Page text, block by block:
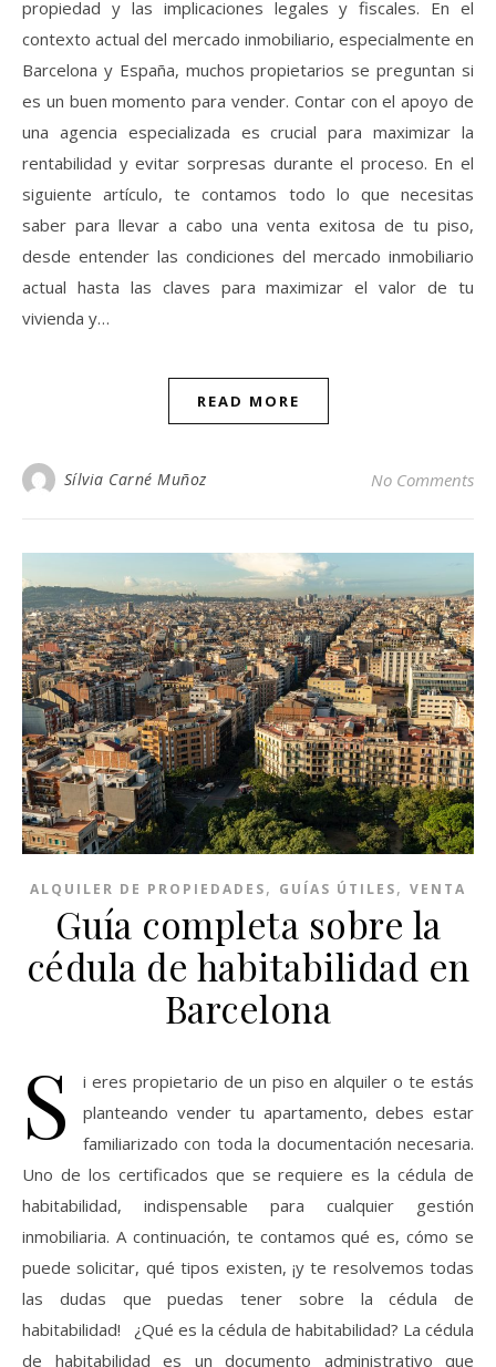
propiedad y las implicaciones legales y fiscales. En el
contexto actual del mercado inmobiliario, especialmente en
Barcelona y España, muchos propietarios se preguntan si
es un buen momento para vender. Contar con el apoyo de
una agencia especializada es crucial para maximizar la
rentabilidad y evitar sorpresas durante el proceso. En el
siguiente artículo, te contamos todo lo que necesitas
saber para llevar a cabo una venta exitosa de tu piso,
desde entender las condiciones del mercado inmobiliario
actual hasta las claves para maximizar el valor de tu
vivienda y…
READ MORE
Sílvia Carné Muñoz No Comments
ALQUILER DE PROPIEDADES, GUÍAS ÚTILES, VENTA
Guía completa sobre la
cédula de habitabilidad en
Barcelona
S
i eres propietario de un piso en alquiler o te estás
planteando vender tu apartamento, debes estar
familiarizado con toda la documentación necesaria.
Uno de los certificados que se requiere es la cédula de
habitabilidad, indispensable para cualquier gestión
inmobiliaria. A continuación, te contamos qué es, cómo se
puede solicitar, qué tipos existen, ¡y te resolvemos todas
las dudas que puedas tener sobre la cédula de
habitabilidad! ¿Qué es la cédula de habitabilidad? La cédula
de habitabilidad es un documento administrativo que